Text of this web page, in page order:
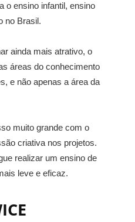
o ensino infantil, ensino
no Brasil.
ainda mais atrativo, o
áreas do conhecimento
e não apenas a área da
muito grande com o
criativa nos projetos.
realizar um ensino de
leve e eficaz.